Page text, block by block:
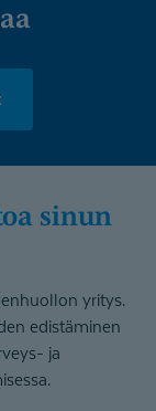
yritys.
edistäminen
ja